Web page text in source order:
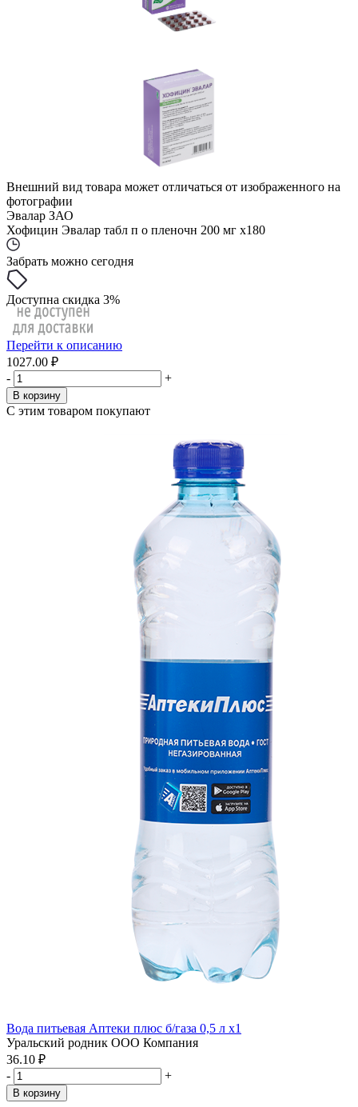
Внешний вид товара может отличаться от изображенного на
фотографии
Эвалар ЗАО
Хофицин Эвалар табл п о пленочн 200 мг x180
Забрать можно сегодня
Доступна скидка 3%
Перейти к описанию
1027.00 ₽
-
+
В корзину
С этим товаром покупают
Вода питьевая Аптеки плюс б/газа 0,5 л x1
Уральский родник ООО Компания
36.10 ₽
-
+
В корзину